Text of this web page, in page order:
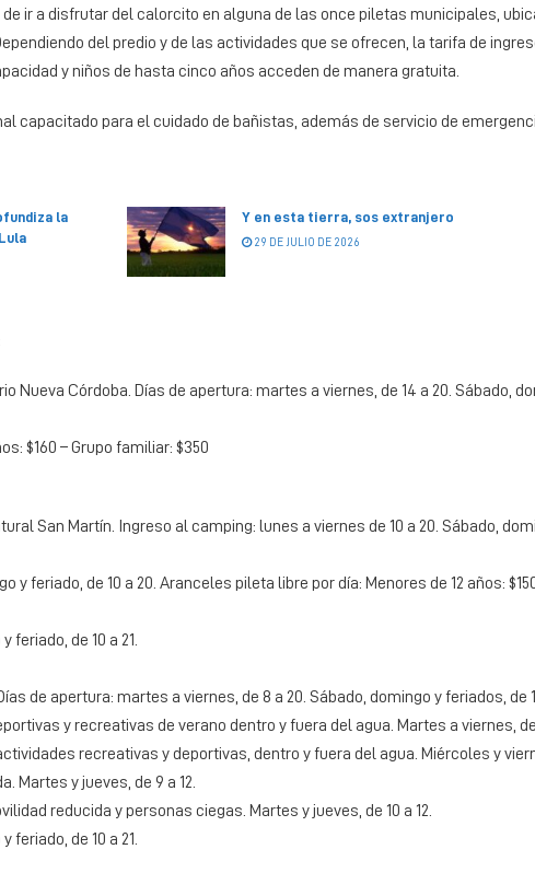
ir a disfrutar del calorcito en alguna de las once piletas municipales,
del predio y de las actividades que se ofrecen, la tarifa de
y niños de hasta cinco años acceden de manera gratuita.
capacitado para el cuidado de bañistas, además de servicio de
la
Y en esta tierra, sos extranjero
29 DE JULIO DE 2026
Nueva Córdoba. Días de apertura: martes a viernes, de 14 a 20. Sábado,
$160 – Grupo familiar: $350
San Martín. Ingreso al camping: lunes a viernes de 10 a 20. Sábado,
y feriado, de 10 a 20. Aranceles pileta libre por día: Menores de 12 años:
feriado, de 10 a 21.
de apertura: martes a viernes, de 8 a 20. Sábado, domingo y feriados, de
y recreativas de verano dentro y fuera del agua. Martes a viernes, de
recreativas y deportivas, dentro y fuera del agua. Miércoles y
Martes y jueves, de 9 a 12.
reducida y personas ciegas. Martes y jueves, de 10 a 12.
feriado, de 10 a 21.